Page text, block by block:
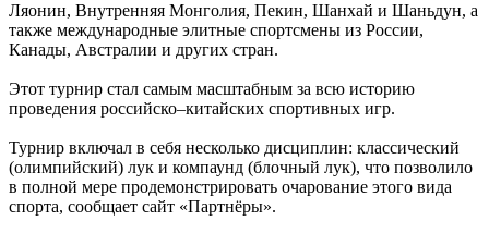
Ляонин, Внутренняя Монголия, Пекин, Шанхай и Шаньдун, а
также международные элитные спортсмены из России,
Канады, Австралии и других стран.
Этот турнир стал самым масштабным за всю историю
проведения российско–китайских спортивных игр.
Турнир включал в себя несколько дисциплин: классический
(олимпийский) лук и компаунд (блочный лук), что позволило
в полной мере продемонстрировать очарование этого вида
спорта, сообщает сайт «Партнёры».